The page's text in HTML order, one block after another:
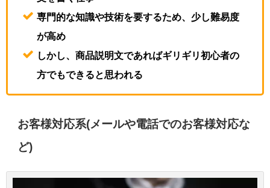
専門的な知識や技術を要するため、少し難易度
が高め
しかし、商品説明文であればギリギリ初心者の
方でもできると思われる
お客様対応系(メールや電話でのお客様対応な
ど)